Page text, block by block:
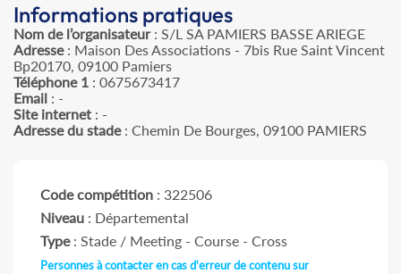
Informations pratiques
Nom de l’organisateur: S/L SA PAMIERS BASSE ARIEGE
Adresse: Maison Des Associations - 7bis Rue Saint Vincent
Bp20170, 09100 Pamiers
Téléphone 1 : 0675673417
Email : -
Site internet : -
Adresse du stade: Chemin De Bourges, 09100 PAMIERS
Code compétition : 322506
Niveau : Départemental
Type: Stade / Meeting - Course - Cross
Personnes à contacter en cas d'erreur de contenu sur